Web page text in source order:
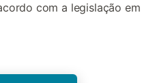
com a legislação em